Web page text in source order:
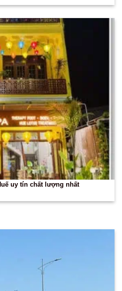
uy tín chất lượng nhất